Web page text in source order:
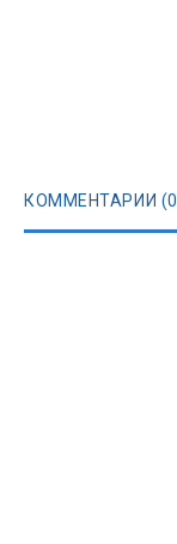
КОММЕНТАРИИ (0